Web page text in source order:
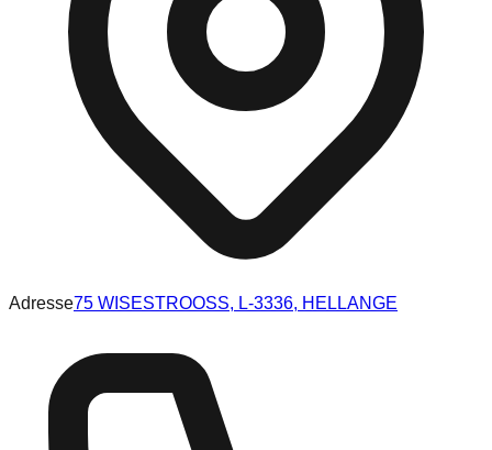
Adresse75 WISESTROOSS, L-3336, HELLANGE